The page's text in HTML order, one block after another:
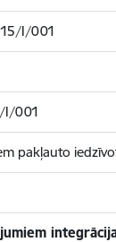
I/001
I/001
pakļauto